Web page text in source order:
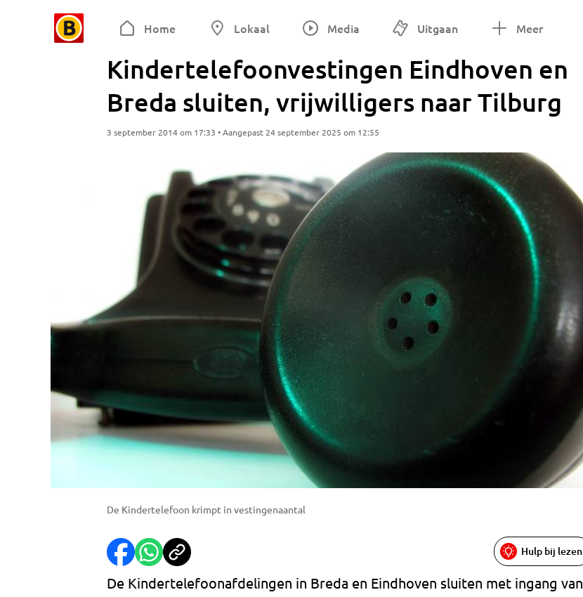
Home Lokaal Media Uitgaan Meer
Kindertelefoonvestingen Eindhoven en
Breda sluiten, vrijwilligers naar Tilburg
3 september 2014 om 17:33 • Aangepast 24 september 2025 om 12:55
De Kindertelefoon krimpt in vestingenaantal
Hulp bij lezen
De Kindertelefoonafdelingen in Breda en Eindhoven sluiten met ingang van